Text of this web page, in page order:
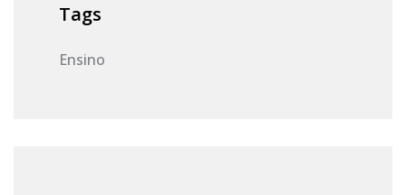
Tags
Ensino